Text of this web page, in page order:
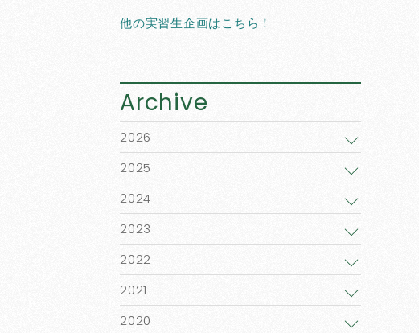
他の実習生企画はこちら！
Archive
2026
2025
2024
2023
2022
2021
2020